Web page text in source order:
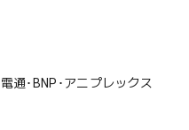
通･BNP･アニプレックス